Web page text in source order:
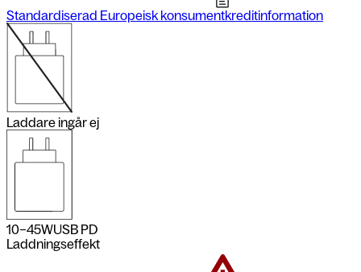
Standardiserad Europeisk konsumentkreditinformation
Laddare ingår ej
10–45WUSB PD
Laddningseffekt